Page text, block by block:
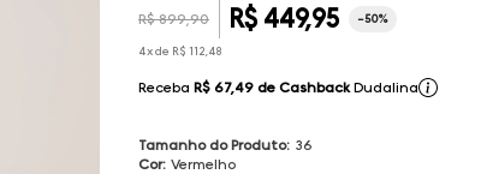
R$ 899,90 R$ 449,95 -50%
4x de R$ 112,48
Receba R$ 67,49 de Cashback Dudalina
Tamanho do Produto: 36
Cor: Vermelho